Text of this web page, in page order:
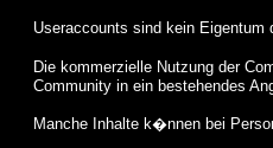
Useraccounts sind kein
Die kommerzielle Nutzung der
Community in ein bestehendes
Manche Inhalte k�nnen bei